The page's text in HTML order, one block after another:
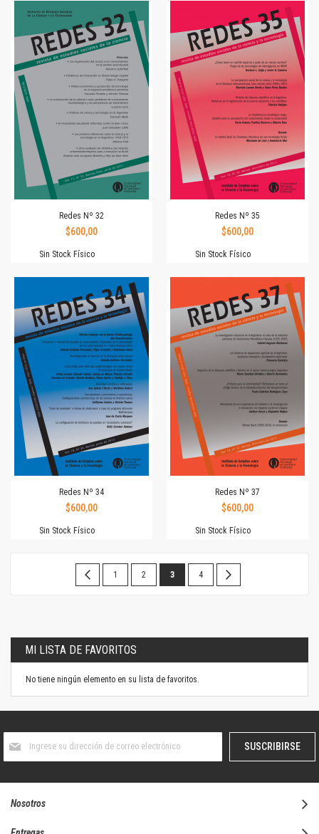
Redes Nº 32
$600,00
Sin Stock Físico
Redes Nº 35
$600,00
Sin Stock Físico
Redes Nº 34
$600,00
Sin Stock Físico
Redes Nº 37
$600,00
Sin Stock Físico
Página
Página
AnteriorPágina
1 Página
2 Estás
página
3 Página
4
MI LISTA DE FAVORITOS
No tiene ningún elemento en su lista de favoritos.
boletín
SUSCRIBIRSE
Nosotros